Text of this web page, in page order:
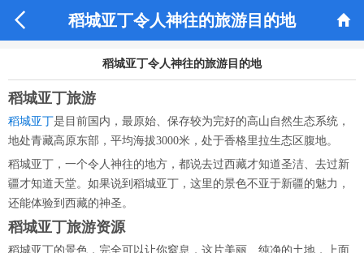
 稻城亚丁令人神往的旅游目的地 
稻城亚丁令人神往的旅游目的地
稻城亚丁旅游
稻城亚丁是目前国内，最原始、保存较为完好的高山自然生态系统，
地处青藏高原东部，平均海拔3000米，处于香格里拉生态区腹地。
稻城亚丁，一个令人神往的地方，都说去过西藏才知道圣洁、去过新
疆才知道天堂。如果说到稻城亚丁，这里的景色不亚于新疆的魅力，
还能体验到西藏的神圣。
稻城亚丁旅游资源
稻城亚丁的景色，完全可以让你窒息，这片美丽、纯净的土地，上面